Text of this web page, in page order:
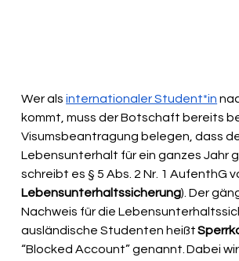
Wer als internationaler Student*in
kommt, muss der Botschaft bereits
Visumsbeantragung belegen, dass
Lebensunterhalt für ein ganzes Jahr
schreibt es § 5 Abs. 2 Nr. 1 AufenthG
Lebensunterhaltssicherung). Der
Nachweis für die
ausländische Studenten heißt
“Blocked Account” genannt. Dabei